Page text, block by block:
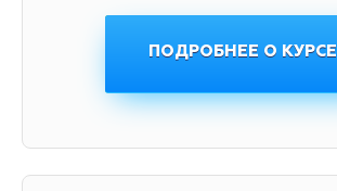
ПОДРОБНЕЕ О КУРСЕ